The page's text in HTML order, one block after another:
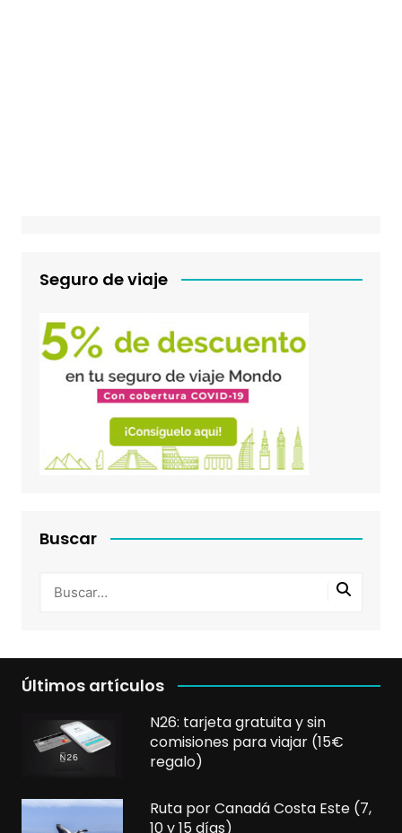
Seguro de viaje
Buscar
Últimos artículos
N26: tarjeta gratuita y sin
comisiones para viajar (15€
regalo)
Ruta por Canadá Costa Este (7,
10 y 15 días)